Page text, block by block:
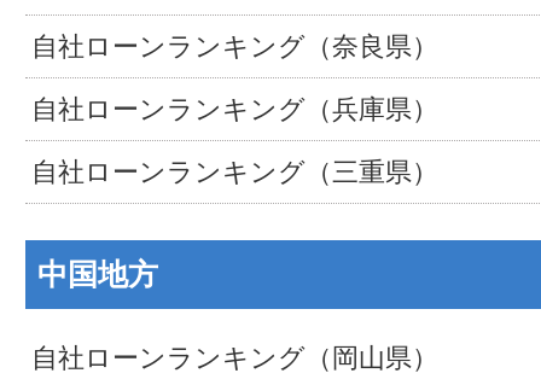
自社ローンランキング（奈良県）
自社ローンランキング（兵庫県）
自社ローンランキング（三重県）
中国地方
自社ローンランキング（岡山県）